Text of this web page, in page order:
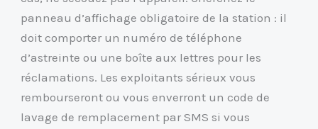
panneau d’affichage obligatoire de la station : il
doit comporter un numéro de téléphone
d’astreinte ou une boîte aux lettres pour les
réclamations. Les exploitants sérieux vous
rembourseront ou vous enverront un code de
lavage de remplacement par SMS si vous